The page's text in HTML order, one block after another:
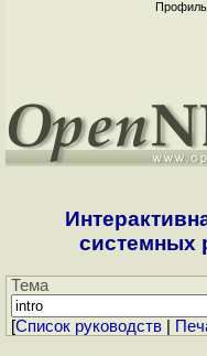
системных
Тема
[Cписок руководств